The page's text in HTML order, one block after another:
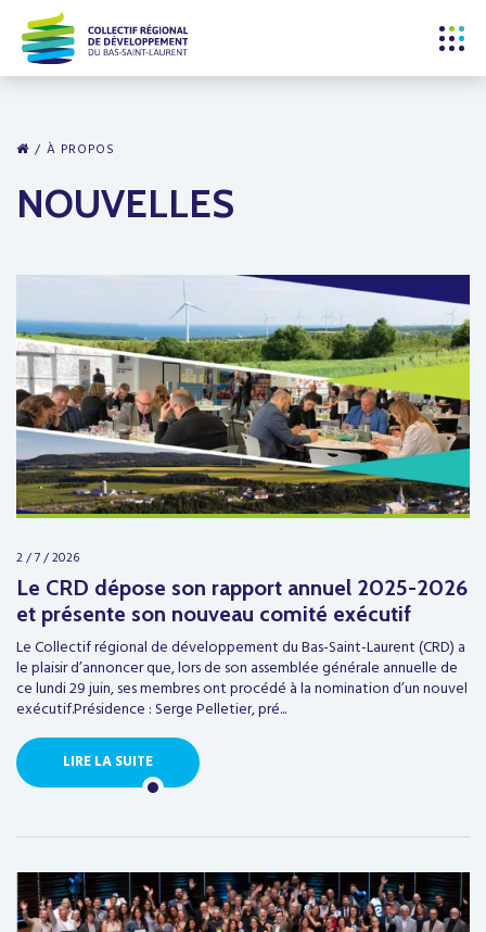
À PROPOS
NOUVELLES
2 / 7 / 2026
Le CRD dépose son rapport annuel 2025-2026
et présente son nouveau comité exécutif
Le Collectif régional de développement du Bas-Saint-Laurent (CRD) a
le plaisir d’annoncer que, lors de son assemblée générale annuelle de
ce lundi 29 juin, ses membres ont procédé à la nomination d’un nouvel
exécutif.Présidence : Serge Pelletier, pré...
LIRE LA SUITE